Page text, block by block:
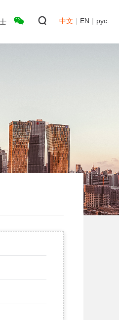
中文 | EN | рус.